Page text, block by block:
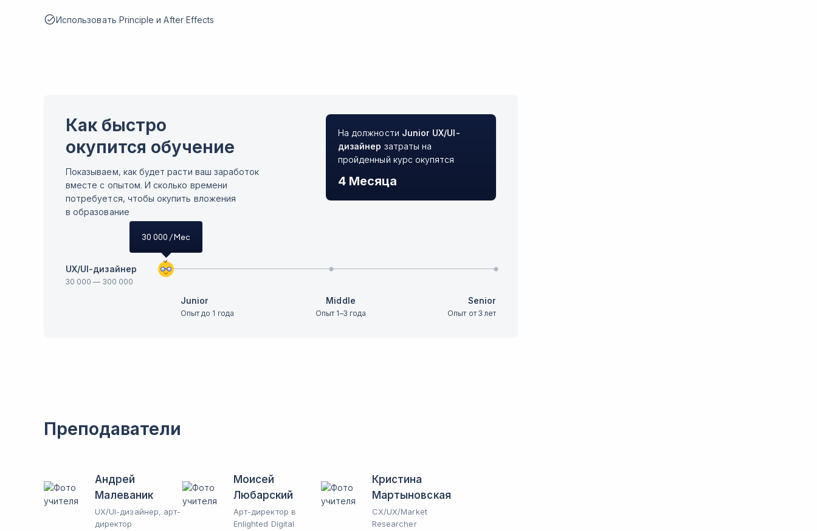
Использовать Principle и After Effects
Как быстро
окупится обучение
Показываем, как будет расти ваш заработок
вместе с опытом. И сколько времени
потребуется, чтобы окупить вложения
в образование
На должности Junior UX/UI-
дизайнер затраты на
пройденный курс окупятся
4 Месяца
UX/UI-дизайнер
30 000 — 300 000
Junior
Опыт до 1 года
Middle
Опыт 1–3 года
Senior
Опыт от 3 лет
Преподаватели
Андрей
Малеваник
UX/UI-дизайнер, арт-
директор
Моисей
Любарский
Арт-директор в
Enlighted Digital
Кристина
Мартыновская
CX/UX/Market
Researcher
30 000 / Мес